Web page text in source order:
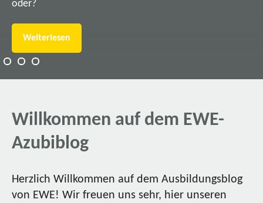
oder?
Weiterlesen
Willkommen auf dem EWE-
Azubiblog
Herzlich Willkommen auf dem Ausbildungsblog
von EWE! Wir freuen uns sehr, hier unseren